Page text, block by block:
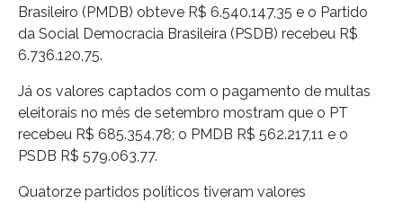
Brasileiro (PMDB) obteve R$ 6.540.147,35 e o Partido
da Social Democracia Brasileira (PSDB) recebeu R$
6.736.120,75.
Já os valores captados com o pagamento de multas
eleitorais no mês de setembro mostram que o PT
recebeu R$ 685.354,78; o PMDB R$ 562.217,11 e o
PSDB R$ 579.063,77.
Quatorze partidos políticos tiveram valores